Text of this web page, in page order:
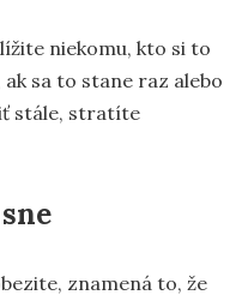
niekomu, kto si to
sa to stane raz alebo
stále, stratíte
znamená to, že